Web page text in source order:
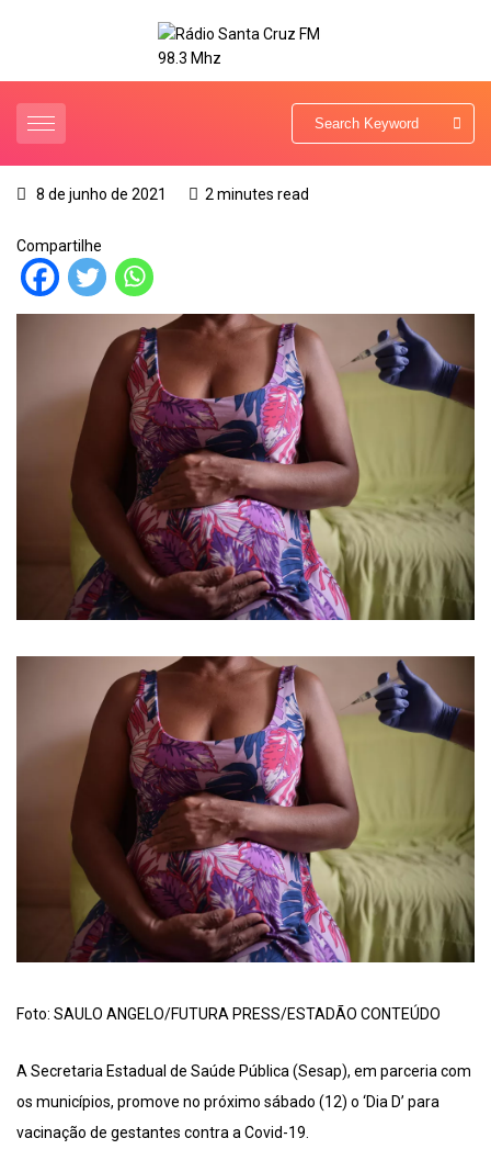
8 de junho de 2021 2 minutes read
Compartilhe
Foto: SAULO ANGELO/FUTURA PRESS/ESTADÃO CONTEÚDO
A Secretaria Estadual de Saúde Pública (Sesap), em parceria com
os municípios, promove no próximo sábado (12) o ‘Dia D’ para
vacinação de gestantes contra a Covid-19.